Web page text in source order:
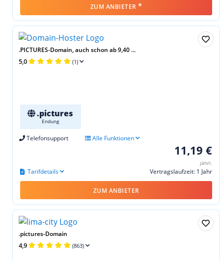
ZUM ANBIETER *
.PICTURES-Domain, auch schon ab 9,40 ...
5,0 (1)
.pictures
Endung
Telefonsupport Alle Funktionen
11,19 €
jährl.
Vertragslaufzeit: 1 Jahr
Tarifdetails
ZUM ANBIETER
.pictures-Domain
4,9 (863)